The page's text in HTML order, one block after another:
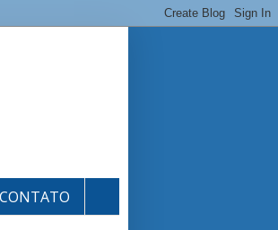
CONTATO